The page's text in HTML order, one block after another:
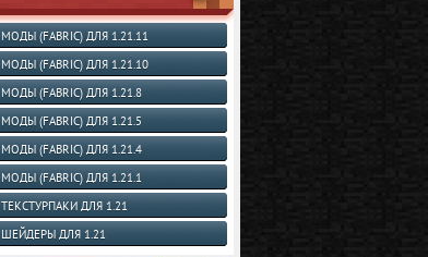
МОДЫ (FABRIC) ДЛЯ 1.21.11
МОДЫ (FABRIC) ДЛЯ 1.21.10
МОДЫ (FABRIC) ДЛЯ 1.21.8
МОДЫ (FABRIC) ДЛЯ 1.21.5
МОДЫ (FABRIC) ДЛЯ 1.21.4
МОДЫ (FABRIC) ДЛЯ 1.21.1
ТЕКСТУРПАКИ ДЛЯ 1.21
ШЕЙДЕРЫ ДЛЯ 1.21